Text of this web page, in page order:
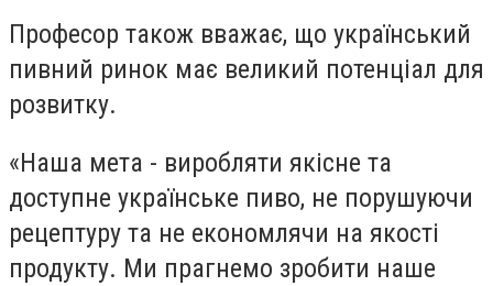
Професор також вважає, що український
пивний ринок має великий потенціал для
розвитку.
«Наша мета - виробляти якісне та
доступне українське пиво, не порушуючи
рецептуру та не економлячи на якості
продукту. Ми прагнемо зробити наше